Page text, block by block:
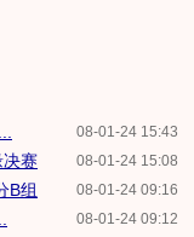
08-01-24 15:43
08-01-24 15:08
赛
08-01-24 09:16
B组
08-01-24 09:12